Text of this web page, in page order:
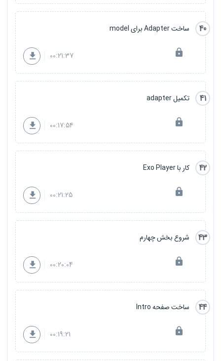
40 ساخت Adapter برای model
00:21:37
41 تکمیل adapter
00:17:54
42 کار با Exo Player
00:21:25
43 شروع بخش چهارم
00:20:04
44 ساخت صفحه Intro
00:19:21